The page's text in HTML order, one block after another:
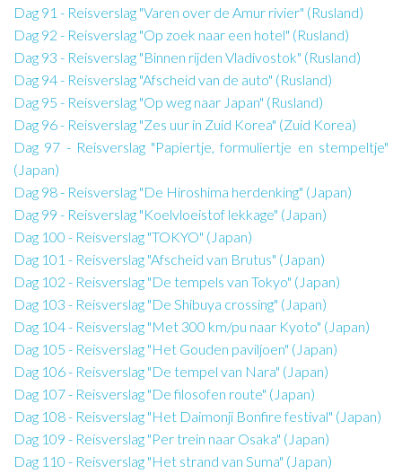
Dag 91 - Reisverslag "Varen over de Amur rivier" (Rusland)
Dag 92 - Reisverslag "Op zoek naar een hotel" (Rusland)
Dag 93 - Reisverslag "Binnen rijden Vladivostok" (Rusland)
Dag 94 - Reisverslag "Afscheid van de auto" (Rusland)
Dag 95 - Reisverslag "Op weg naar Japan" (Rusland)
Dag 96 - Reisverslag "Zes uur in Zuid Korea" (Zuid Korea)
Dag 97 - Reisverslag "Papiertje, formuliertje en stempeltje"
(Japan)
Dag 98 - Reisverslag "De Hiroshima herdenking" (Japan)
Dag 99 - Reisverslag "Koelvloeistof lekkage" (Japan)
Dag 100 - Reisverslag "TOKYO" (Japan)
Dag 101 - Reisverslag "Afscheid van Brutus" (Japan)
Dag 102 - Reisverslag "De tempels van Tokyo" (Japan)
Dag 103 - Reisverslag "De Shibuya crossing" (Japan)
Dag 104 - Reisverslag "Met 300 km/pu naar Kyoto" (Japan)
Dag 105 - Reisverslag "Het Gouden paviljoen" (Japan)
Dag 106 - Reisverslag "De tempel van Nara" (Japan)
Dag 107 - Reisverslag "De filosofen route" (Japan)
Dag 108 - Reisverslag "Het Daimonji Bonfire festival" (Japan)
Dag 109 - Reisverslag "Per trein naar Osaka" (Japan)
Dag 110 - Reisverslag "Het strand van Suma" (Japan)